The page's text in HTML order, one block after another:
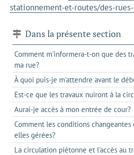
stationnement-et-routes/des-
Dans la présente section
Comment m'informera-t-on que des
ma rue?
À quoi puis-je m'attendre avant le
Est-ce que les travaux nuiront à la
Aurai-je accès à mon entrée de cour?
Comment les conditions
elles gérées?
La circulation piétonne et l'accès au